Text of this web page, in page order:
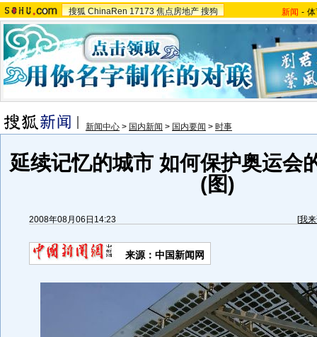
搜狐 ChinaRen 17173 焦点房地产 搜狗 新闻 -
新闻中心 > 国内新闻 > 国内要闻 > 时事
延续记忆的城市 如何保护奥运会
(图)
2008年08月06日14:23 [我
来源：中国新闻网